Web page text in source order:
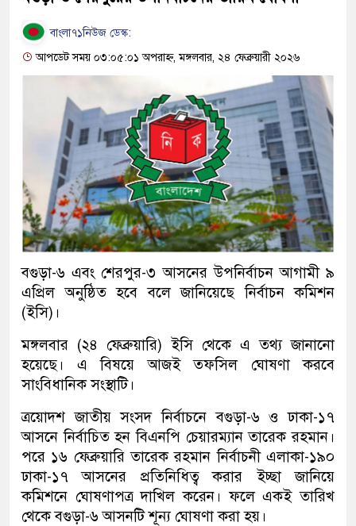
বাংলা৭১নিউজ ডেস্ক:
আপডেট সময় ০৩:০৫:০১ অপরাহ্ন, মঙ্গলবার, ২৪ ফেব্রুয়ারী ২০২৬
বগুড়া-৬ এবং শেরপুর-৩ আসনের উপনির্বাচন আগামী ৯
এপ্রিল অনুষ্ঠিত হবে বলে জানিয়েছে নির্বাচন কমিশন
(ইসি)।
মঙ্গলবার (২৪ ফেব্রুয়ারি) ইসি থেকে এ তথ্য জানানো
হয়েছে। এ বিষয়ে আজই তফসিল ঘোষণা করবে
সাংবিধানিক সংস্থাটি।
ত্রয়োদশ জাতীয় সংসদ নির্বাচনে বগুড়া-৬ ও ঢাকা-১৭
আসনে নির্বাচিত হন বিএনপি চেয়ারম্যান তারেক রহমান।
পরে ১৬ ফেব্রুয়ারি তারেক রহমান নির্বাচনী এলাকা-১৯০
ঢাকা-১৭ আসনের প্রতিনিধিত্ব করার ইচ্ছা জানিয়ে
কমিশনে ঘোষণাপত্র দাখিল করেন। ফলে একই তারিখ
থেকে বগুড়া-৬ আসনটি শূন্য ঘোষণা করা হয়।